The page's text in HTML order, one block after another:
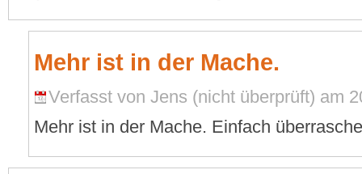
Mehr ist in der Mache.
Verfasst von Jens (nicht überprüft) am
Mehr ist in der Mache. Einfach